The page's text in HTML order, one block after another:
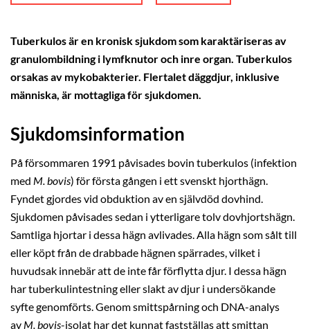
Tuberkulos är en kronisk sjukdom som karaktäriseras av
granulombildning i lymfknutor och inre organ. Tuberkulos
orsakas av mykobakterier. Flertalet däggdjur, inklusive
människa, är mottagliga för sjukdomen.
Sjukdomsinformation
På försommaren 1991 påvisades bovin tuberkulos (infektion
med M. bovis) för första gången i ett svenskt hjorthägn.
Fyndet gjordes vid obduktion av en självdöd dovhind.
Sjukdomen påvisades sedan i ytterligare tolv dovhjortshägn.
Samtliga hjortar i dessa hägn avlivades. Alla hägn som sålt till
eller köpt från de drabbade hägnen spärrades, vilket i
huvudsak innebär att de inte får förflytta djur. I dessa hägn
har tuberkulintestning eller slakt av djur i undersökande
syfte genomförts. Genom smittspårning och DNA-analys
av M. bovis-isolat har det kunnat fastställas att smittan